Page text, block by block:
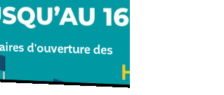
d'ouverture des